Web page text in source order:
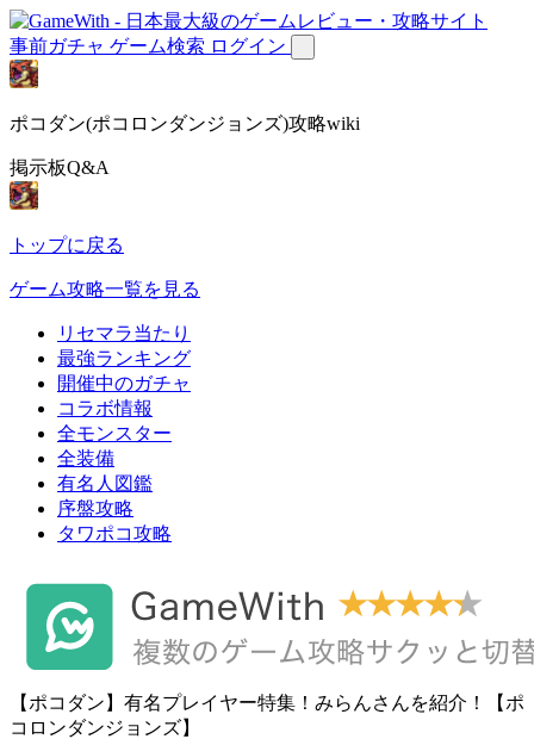
事前ガチャ ゲーム検索 ログイン
ポコダン(ポコロンダンジョンズ)攻略wiki
掲示板Q&A
トップに戻る
ゲーム攻略一覧を見る
リセマラ当たり
最強ランキング
開催中のガチャ
コラボ情報
全モンスター
全装備
有名人図鑑
序盤攻略
タワポコ攻略
【ポコダン】有名プレイヤー特集！みらんさんを紹介！【ポ
コロンダンジョンズ】